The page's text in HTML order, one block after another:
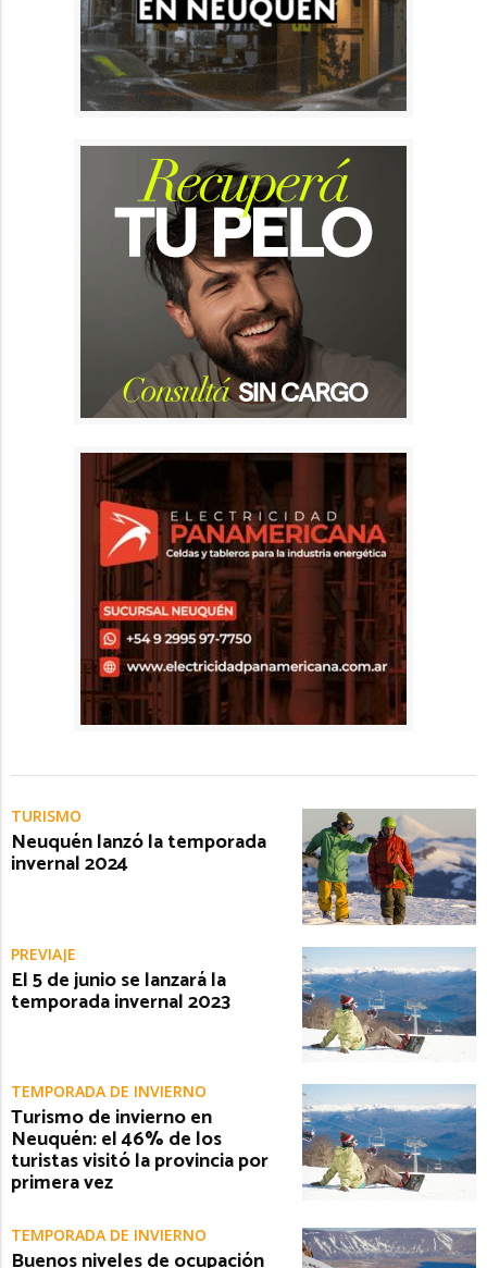
TURISMO
Neuquén lanzó la temporada
invernal 2024
PREVIAJE
El 5 de junio se lanzará la
temporada invernal 2023
TEMPORADA DE INVIERNO
Turismo de invierno en
Neuquén: el 46% de los
turistas visitó la provincia por
primera vez
TEMPORADA DE INVIERNO